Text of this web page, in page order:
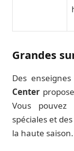
Grandes
Des
Center
Vous
spéciales et
la haute saison.